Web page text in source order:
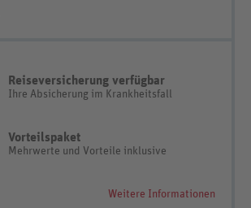
Reiseversicherung verfügbar
Ihre Absicherung im Krankheitsfall
Vorteilspaket
Mehrwerte und Vorteile inklusive
Weitere Informationen